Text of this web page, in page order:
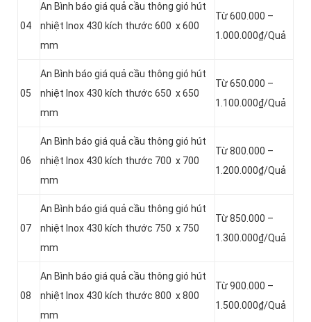
04
An Bình báo giá quả cầu thông gió hút
nhiệt Inox 430 kích thước 600 x 600
mm
Từ 600.000 –
1.000.000₫/Quả
05
An Bình báo giá quả cầu thông gió hút
nhiệt Inox 430 kích thước 650 x 650
mm
Từ 650.000 –
1.100.000₫/Quả
06
An Bình báo giá quả cầu thông gió hút
nhiệt Inox 430 kích thước 700 x 700
mm
Từ 800.000 –
1.200.000₫/Quả
07
An Bình báo giá quả cầu thông gió hút
nhiệt Inox 430 kích thước 750 x 750
mm
Từ 850.000 –
1.300.000₫/Quả
08
An Bình báo giá quả cầu thông gió hút
nhiệt Inox 430 kích thước 800 x 800
mm
Từ 900.000 –
1.500.000₫/Quả